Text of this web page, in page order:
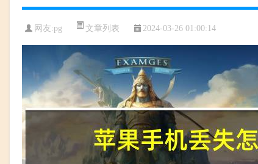
网友:pg 文章列表 2024-03-26 01:00:14